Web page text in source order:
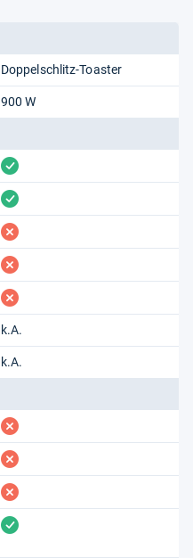
Doppelschlitz-Toaster
900 W
vorhanden
vorhanden
fehlt
fehlt
fehlt
k.A.
k.A.
fehlt
fehlt
fehlt
vorhanden